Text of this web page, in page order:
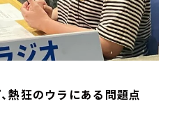
熱狂のウラにある問題点